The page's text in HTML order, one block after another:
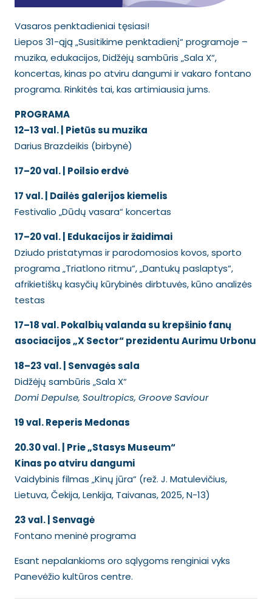
Vasaros penktadieniai tęsiasi!
Liepos 31-ąją „Susitikime penktadienį“ programoje –
muzika, edukacijos, Didžėjų sambūris „Sala X“,
koncertas, kinas po atviru dangumi ir vakaro fontano
programa. Rinkitės tai, kas artimiausia jums.
PROGRAMA
12–13 val. | Pietūs su muzika
Darius Brazdeikis (birbynė)
17–20 val. | Poilsio erdvė
17 val. | Dailės galerijos kiemelis
Festivalio „Dūdų vasara“ koncertas
17–20 val. | Edukacijos ir žaidimai
Dziudo pristatymas ir parodomosios kovos, sporto
programa „Triatlono ritmu“, „Dantukų paslaptys“,
afrikietiškų kasyčių kūrybinės dirbtuvės, kūno analizės
testas
17–18 val. Pokalbių valanda su krepšinio fanų
asociacijos „X Sector“ prezidentu Aurimu Urbonu
18–23 val. | Senvagės sala
Didžėjų sambūris „Sala X“
Domi Depulse, Soultropics, Groove Saviour
19 val. Reperis Medonas
20.30 val. | Prie „Stasys Museum“
Kinas po atviru dangumi
Vaidybinis filmas „Kinų jūra“ (rež. J. Matulevičius,
Lietuva, Čekija, Lenkija, Taivanas, 2025, N-13)
23 val. | Senvagė
Fontano meninė programa
Esant nepalankioms oro sąlygoms renginiai vyks
Panevėžio kultūros centre.